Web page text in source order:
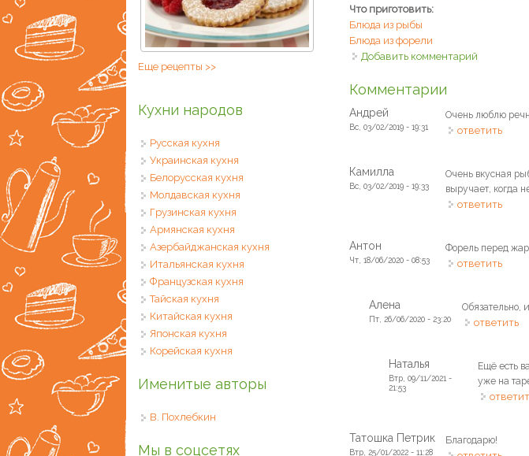
Что приготовить:
Блюда из рыбы
Блюда из форели
Добавить комментарий
Комментарии
Андрей
Вс, 03/02/2019 - 19:31
Очень люблю
ответить
Камилла
Вс, 03/02/2019 - 19:33
Очень вкусная
выручает, когда
ответить
Антон
Чт, 18/06/2020 - 08:53
Форель перед
ответить
Алена
Пт, 26/06/2020 - 23:20
Обязательно,
ответить
Наталья
Втр, 09/11/2021 -
21:53
Ещё есть
уже на
Татошка Петрик
Втр, 25/01/2022 - 11:28
Благодарю!
Еще рецепты >>
Кухни народов
Русская кухня
Украинская кухня
Белорусская кухня
Молдавская кухня
Грузинская кухня
Армянская кухня
Азербайджанская кухня
Итальянская кухня
Французская кухня
Тайская кухня
Китайская кухня
Японская кухня
Корейская кухня
Именитые авторы
В. Похлебкин
Мы в соцсетях